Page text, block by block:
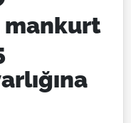
mankurt